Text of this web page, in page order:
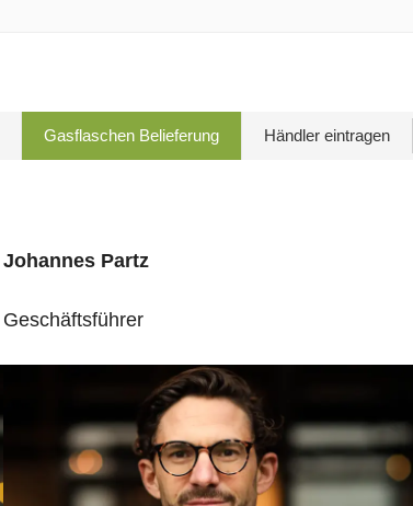
Gasflaschen Belieferung Händler eintragen
Johannes Partz
Geschäftsführer